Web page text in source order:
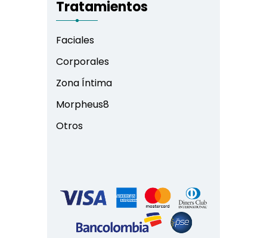
Tratamientos
Faciales
Corporales
Zona Íntima
Morpheus8
Otros